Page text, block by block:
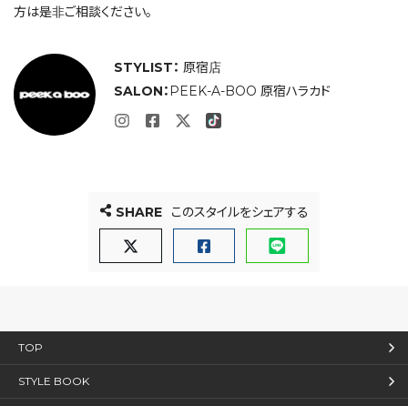
STYLIST： 原宿店
SALON： PEEK-A-BOO 原宿ハラカド
方は是非ご相談ください。
SHARE このスタイルをシェアする
TOP
STYLE BOOK